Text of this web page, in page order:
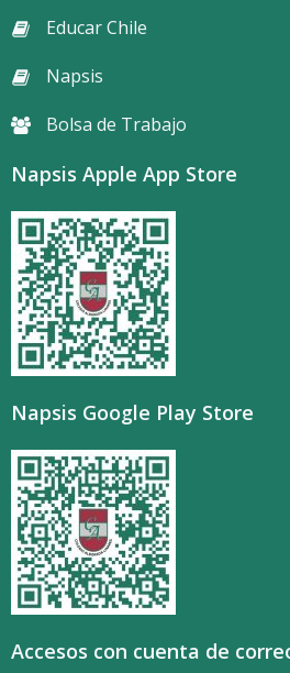
Educar Chile
Napsis
Bolsa de Trabajo
Napsis Apple App Store
Napsis Google Play Store
Accesos con cuenta de